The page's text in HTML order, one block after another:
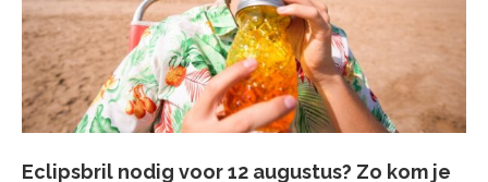
Eclipsbril nodig voor 12 augustus? Zo kom je